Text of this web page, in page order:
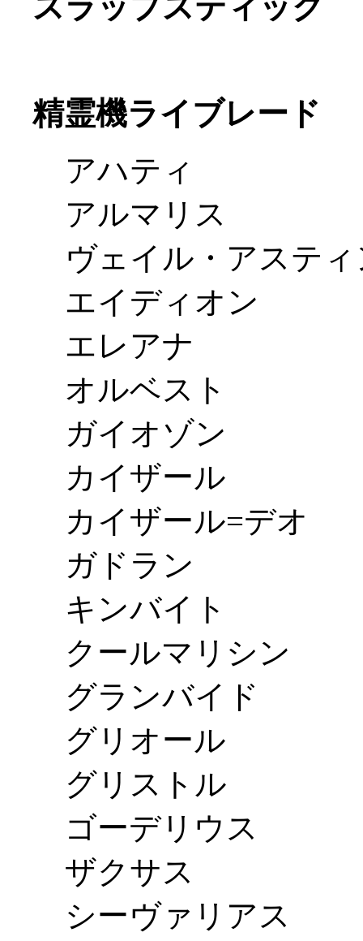
精霊機ライブレード
アハティ
アルマリス
ヴェイル・アステ
エイディオン
エレアナ
オルベスト
ガイオゾン
カイザール
カイザール=デオ
ガドラン
キンバイト
クールマリシン
グランバイド
グリオール
グリストル
ゴーデリウス
ザクサス
シーヴァリアス